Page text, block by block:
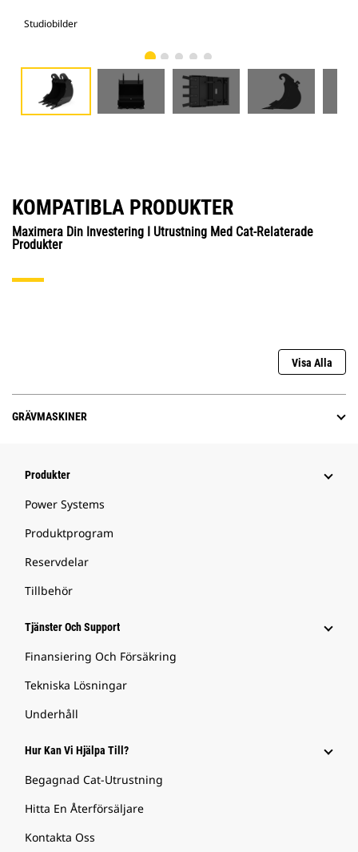
Studiobilder
KOMPATIBLA PRODUKTER
Maximera Din Investering I Utrustning Med Cat-Relaterade
Produkter
Visa Alla
GRÄVMASKINER
Produkter
Power Systems
Produktprogram
Reservdelar
Tillbehör
Tjänster Och Support
Finansiering Och Försäkring
Tekniska Lösningar
Underhåll
Hur Kan Vi Hjälpa Till?
Begagnad Cat-Utrustning
Hitta En Återförsäljare
Kontakta Oss